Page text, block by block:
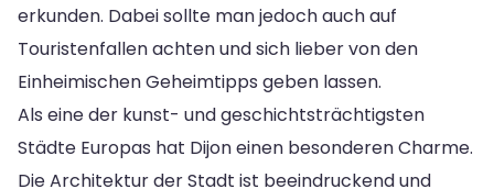
erkunden. Dabei sollte man jedoch auch auf
Touristenfallen achten und sich lieber von den
Einheimischen Geheimtipps geben lassen.
Als eine der kunst- und geschichtsträchtigsten
Städte Europas hat Dijon einen besonderen Charme.
Die Architektur der Stadt ist beeindruckend und